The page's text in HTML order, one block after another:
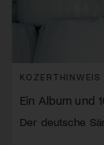
KOZERTHINWEIS
Ein Album und
Der deutsche